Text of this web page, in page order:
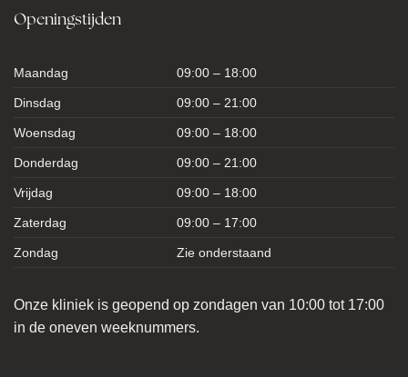
Openingstijden
Maandag 09:00 – 18:00
Dinsdag 09:00 – 21:00
Woensdag 09:00 – 18:00
Donderdag 09:00 – 21:00
Vrijdag 09:00 – 18:00
Zaterdag 09:00 – 17:00
Zondag Zie onderstaand
Onze kliniek is geopend op zondagen van 10:00 tot 17:00
in de oneven weeknummers.